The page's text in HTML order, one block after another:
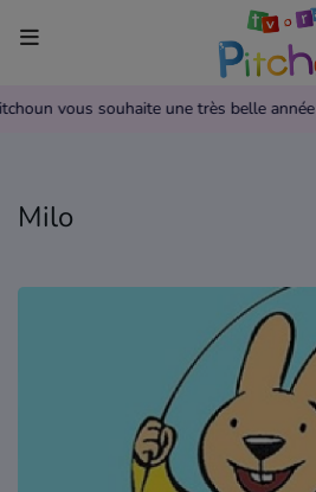
vous souhaite une très belle année
Accueil
Replay TV Pitchoun
Où regarder TV Pitchoun ?
Grille des programmes Radio
Milo